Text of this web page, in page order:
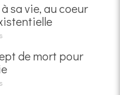
sa vie, au coeur
de mort pour